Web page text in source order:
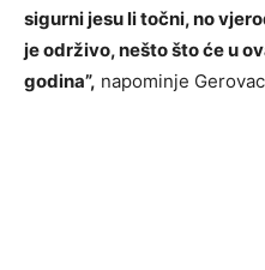
sigurni jesu li točni, no
je održivo, nešto što će u
godina”, napominje